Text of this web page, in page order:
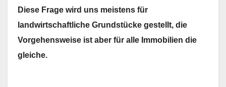
Diese Frage wird uns meistens für
landwirtschaftliche Grundstücke gestellt, die
Vorgehensweise ist aber für alle Immobilien die
gleiche.